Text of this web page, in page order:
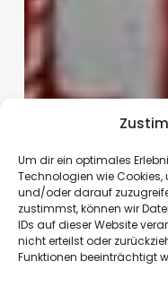
Um dir ein optimales
Technologien wie
und/oder darauf
zustimmst, können wir
IDs auf dieser Website
nicht erteilst oder
Funktionen beeinträchtigt